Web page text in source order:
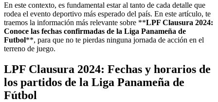
En este contexto, es fundamental estar al tanto de cada detalle que
rodea el evento deportivo más esperado del país. En este artículo, te
traemos la información más relevante sobre **LPF Clausura 2024:
Conoce las fechas confirmadas de la Liga Panameña de
Futbol**, para que no te pierdas ninguna jornada de acción en el
terreno de juego.
LPF Clausura 2024: Fechas y horarios de
los partidos de la Liga Panameña de
Fútbol